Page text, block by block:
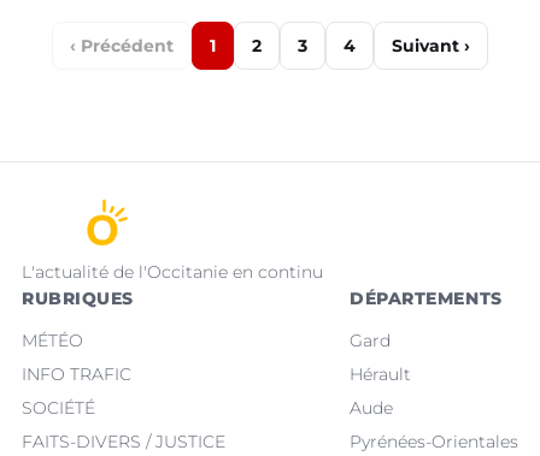
‹ Précédent 1 2 3 4 Suivant ›
L'actualité de l'Occitanie en continu
RUBRIQUES
MÉTÉO
INFO TRAFIC
SOCIÉTÉ
FAITS-DIVERS / JUSTICE
DÉPARTEMENTS
Gard
Hérault
Aude
Pyrénées-Orientales